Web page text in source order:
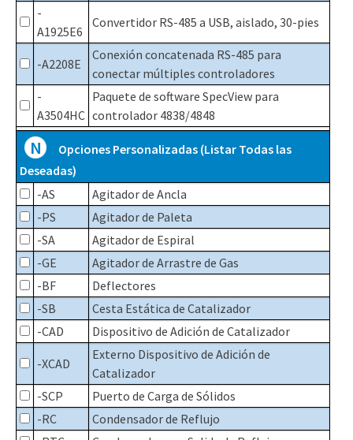
-
A1925E6
Convertidor RS-485 a USB, aislado, 30-pies
-A2208E
Conexión concatenada RS-485 para
conectar múltiples controladores
-
A3504HC
Paquete de software SpecView para
controlador 4838/4848
N
Opciones Personalizadas (Listar Todas las
Deseadas)
-AS
Agitador de Ancla
-PS
Agitador de Paleta
-SA
Agitador de Espiral
-GE
Agitador de Arrastre de Gas
-BF
Deflectores
-SB
Cesta Estática de Catalizador
-CAD
Dispositivo de Adición de Catalizador
-XCAD
Externo Dispositivo de Adición de
Catalizador
-SCP
Puerto de Carga de Sólidos
-RC
Condensador de Reflujo